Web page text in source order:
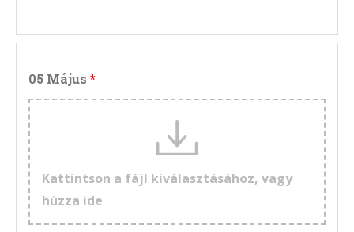
05 Május
Kattintson a fájl kiválasztásához, vagy
húzza ide